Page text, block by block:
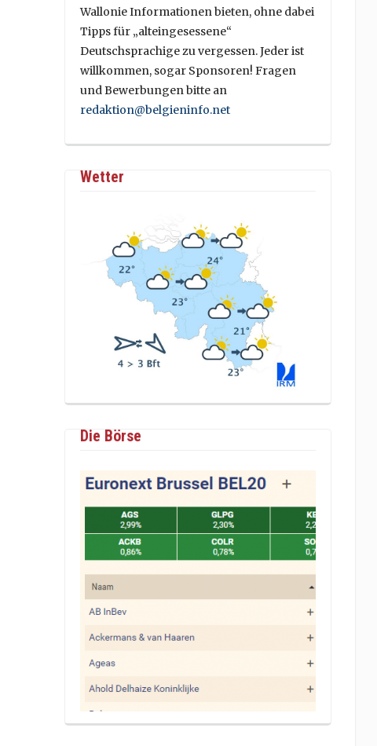
Wallonie Informationen bieten, ohne dabei
Tipps für „alteingesessene“
Deutschsprachige zu vergessen. Jeder ist
willkommen, sogar Sponsoren! Fragen
und Bewerbungen bitte an
redaktion@belgieninfo.net
Wetter
Die Börse